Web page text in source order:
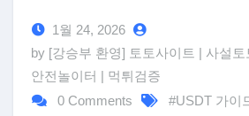
1월 24, 2026
by [강승부 환영] 토토사이트 | 사설
안전놀이터 | 먹튀검증
0 Comments
#USDT 가이